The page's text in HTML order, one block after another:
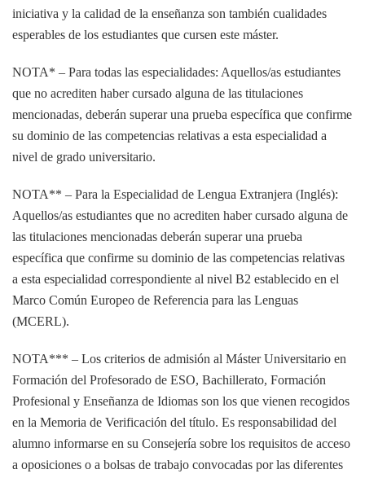
iniciativa y la calidad de la enseñanza son también cualidades
esperables de los estudiantes que cursen este máster.
NOTA* – Para todas las especialidades: Aquellos/as estudiantes
que no acrediten haber cursado alguna de las titulaciones
mencionadas, deberán superar una prueba específica que confirme
su dominio de las competencias relativas a esta especialidad a
nivel de grado universitario.
NOTA** – Para la Especialidad de Lengua Extranjera (Inglés):
Aquellos/as estudiantes que no acrediten haber cursado alguna de
las titulaciones mencionadas deberán superar una prueba
específica que confirme su dominio de las competencias relativas
a esta especialidad correspondiente al nivel B2 establecido en el
Marco Común Europeo de Referencia para las Lenguas
(MCERL).
NOTA*** – Los criterios de admisión al Máster Universitario en
Formación del Profesorado de ESO, Bachillerato, Formación
Profesional y Enseñanza de Idiomas son los que vienen recogidos
en la Memoria de Verificación del título. Es responsabilidad del
alumno informarse en su Consejería sobre los requisitos de acceso
a oposiciones o a bolsas de trabajo convocadas por las diferentes